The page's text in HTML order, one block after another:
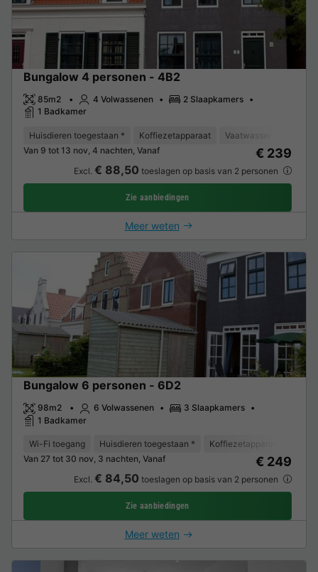
Bungalow 4 personen - 4B2
85m2 4 Volwassenen
2 Slaapkamers
1 Badkamer
Huisdieren toegestaan * Koffiezetapparaat Vaatwasser
Van 9 tot 13 nov, 4 nachten, Vanaf
€ 239
Excl. € 88,50 toeslagen op basis van 2 personen
Zie aanbiedingen
Meer weten
Bungalow 6 personen - 6D2
98m2 6 Volwassenen
3 Slaapkamers
1 Badkamer
Wi-Fi toegang Huisdieren toegestaan * Koffiezetapparaat
Van 27 tot 30 nov, 3 nachten, Vanaf
€ 249
Excl. € 84,50 toeslagen op basis van 2 personen
Zie aanbiedingen
Meer weten